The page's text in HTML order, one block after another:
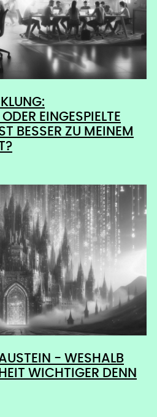
EINGESPIELTE
BESSER ZU MEINEM
- WESHALB
WICHTIGER DENN